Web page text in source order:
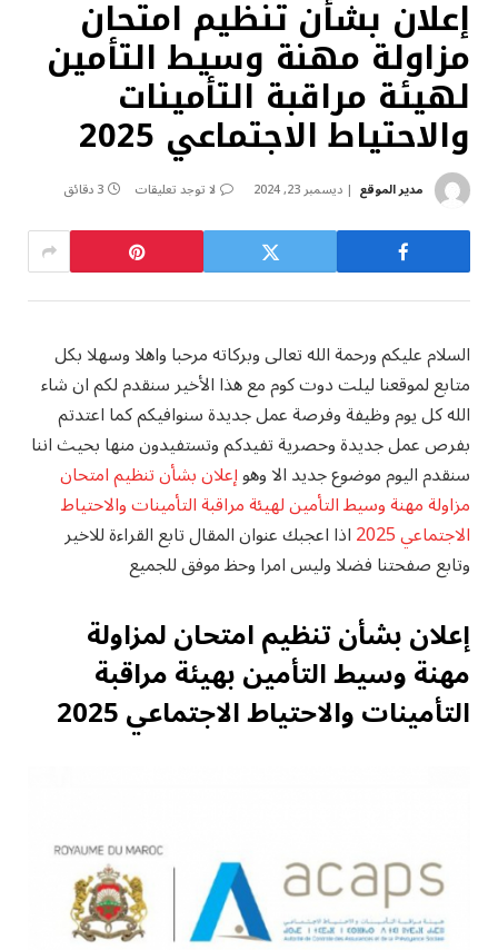
إعلان بشأن تنظيم امتحان
مزاولة مهنة وسيط التأمين
لهيئة مراقبة التأمينات
والاحتياط الاجتماعي 2025
مدير الموقع ديسمبر 23, 2024 لا توجد تعليقات 3 دقائق
السلام عليكم ورحمة الله تعالى وبركاته مرحبا واهلا وسهلا بكل
متابع لموقعنا ليلت دوت كوم مع هذا الأخير سنقدم لكم ان شاء
الله كل يوم وظيفة وفرصة عمل جديدة سنوافيكم كما اعتدتم
بفرص عمل جديدة وحصرية تفيدكم وتستفيدون منها بحيث اننا
سنقدم اليوم موضوع جديد الا وهوإعلان بشأن تنظيم امتحان
مزاولة مهنة وسيط التأمين لهيئة مراقبة التأمينات والاحتياط
الاجتماعي 2025 اذااعجبك عنوان المقال تابع القراءة للاخير
وتابع صفحتنا فضلا وليس امرا وحظ موفق للجميع
إعلان بشأن تنظيم امتحان لمزاولة
مهنة وسيط التأمين بهيئة مراقبة
التأمينات والاحتياط الاجتماعي 2025